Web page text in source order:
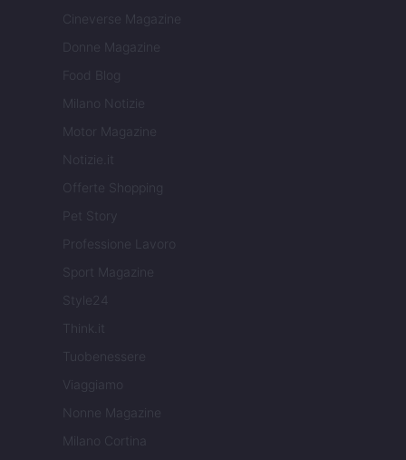
Cineverse Magazine
Donne Magazine
Food Blog
Milano Notizie
Motor Magazine
Notizie.it
Offerte Shopping
Pet Story
Professione Lavoro
Sport Magazine
Style24
Think.it
Tuobenessere
Viaggiamo
Nonne Magazine
Milano Cortina